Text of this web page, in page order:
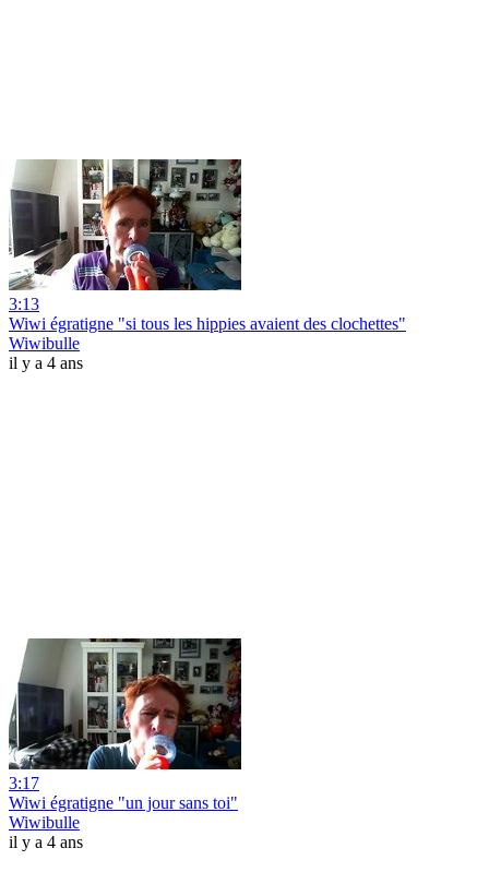
3:13
Wiwi égratigne "si tous les hippies avaient des clochettes"
Wiwibulle
il y a 4 ans
3:17
Wiwi égratigne "un jour sans toi"
Wiwibulle
il y a 4 ans